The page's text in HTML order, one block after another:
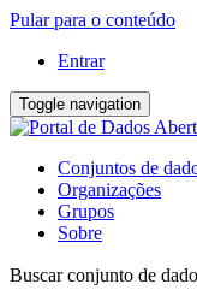
Pular para o conteúdo
Entrar
Toggle navigation
Conjuntos de
Organizações
Grupos
Sobre
Buscar conjunto de